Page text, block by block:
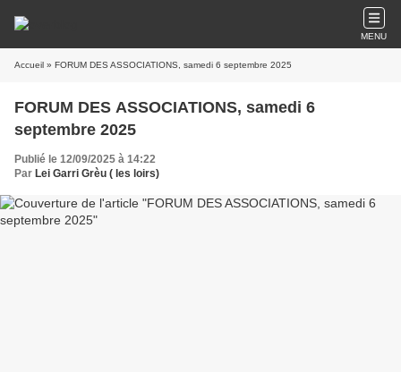
MENU
Accueil » FORUM DES ASSOCIATIONS, samedi 6 septembre 2025
FORUM DES ASSOCIATIONS, samedi 6
septembre 2025
Publié le 12/09/2025 à 14:22
Par Lei Garri Grèu ( les loirs)